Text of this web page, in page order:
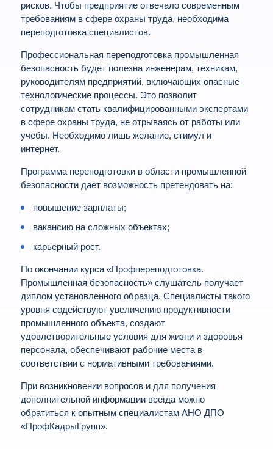
рисков. Чтобы предприятие отвечало современным
требованиям в сфере охраны труда, необходима
переподготовка специалистов.
Профессиональная переподготовка промышленная
безопасность будет полезна инженерам, техникам,
руководителям предприятий, включающих опасные
технологические процессы. Это позволит
сотрудникам стать квалифицированными экспертами
в сфере охраны труда, не отрываясь от работы или
учебы. Необходимо лишь желание, стимул и
интернет.
Программа переподготовки в области промышленной
безопасности дает возможность претендовать на:
повышение зарплаты;
вакансию на сложных объектах;
карьерный рост.
По окончании курса «Профпереподготовка.
Промышленная безопасность» слушатель получает
диплом установленного образца. Специалисты такого
уровня содействуют увеличению продуктивности
промышленного объекта, создают
удовлетворительные условия для жизни и здоровья
персонала, обеспечивают рабочие места в
соответствии с нормативными требованиями.
При возникновении вопросов и для получения
дополнительной информации всегда можно
обратиться к опытным специалистам АНО ДПО
«ПрофКадрыГрупп».